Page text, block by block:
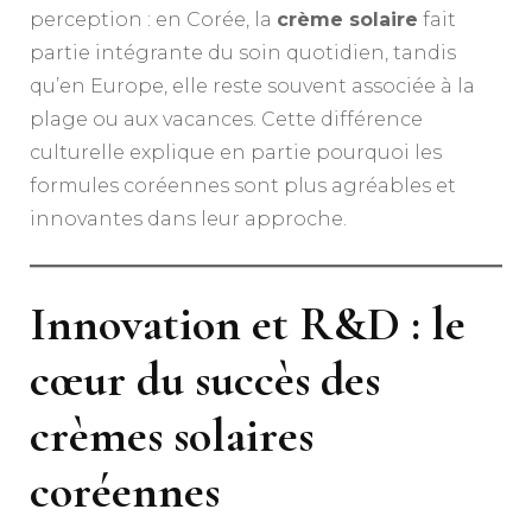
perception : en Corée, la crème solaire fait
partie intégrante du soin quotidien, tandis
qu’en Europe, elle reste souvent associée à la
plage ou aux vacances. Cette différence
culturelle explique en partie pourquoi les
formules coréennes sont plus agréables et
innovantes dans leur approche.
Innovation et R&D : le
cœur du succès des
crèmes solaires
coréennes